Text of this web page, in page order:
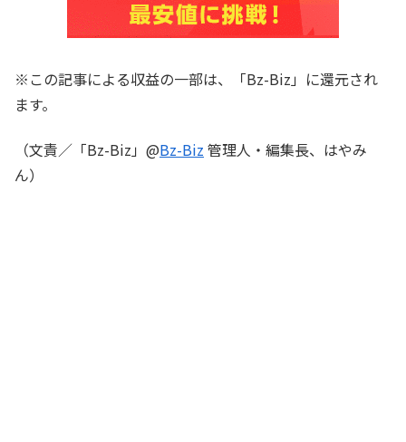
※この記事による収益の一部は、「Bz-Biz」に還元され
ます。
（文責／「Bz-Biz」@Bz-Biz 管理人・編集長、はやみ
ん）